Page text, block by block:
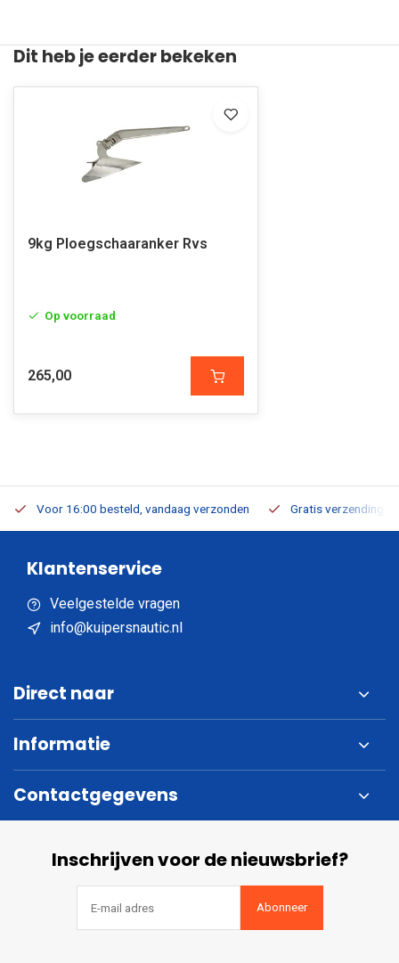
Dit heb je eerder bekeken
9kg Ploegschaaranker Rvs
Op voorraad
265,00
Voor 16:00 besteld, vandaag verzonden Gratis verzending
Klantenservice
Veelgestelde vragen
info@kuipersnautic.nl
Direct naar
Informatie
Contactgegevens
Inschrijven voor de nieuwsbrief?
Abonneer